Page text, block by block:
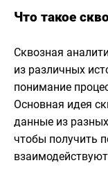
Что такое
Сквозная
из различных
понимание
Основная идея
данные из
чтобы получить